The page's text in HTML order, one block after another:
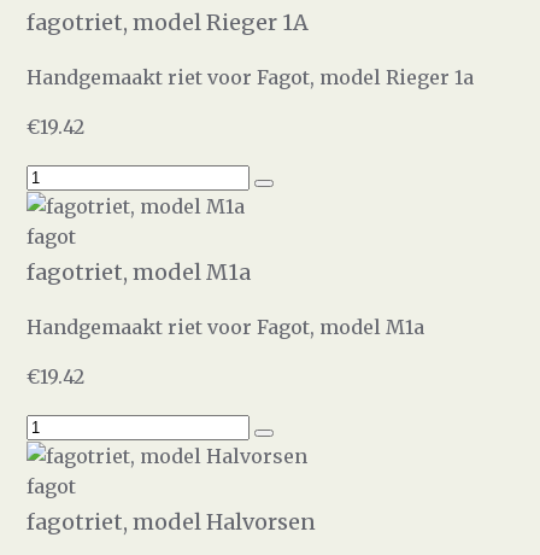
fagotriet, model Rieger 1A
Handgemaakt riet voor Fagot, model Rieger 1a
€19.42
fagot
fagotriet, model M1a
Handgemaakt riet voor Fagot, model M1a
€19.42
fagot
fagotriet, model Halvorsen